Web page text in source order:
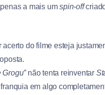
a mais umspin-off
acerto do filme esteja
Grogu”não tenta reinventar
em algo